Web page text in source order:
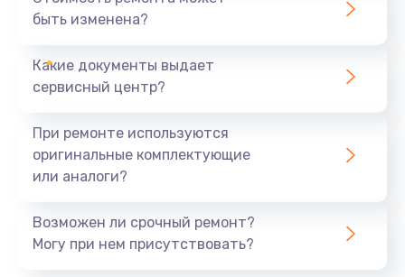
Ремонт южного моста
Замена батарейки BIOS
Заказать
быть изменена?
Какие документы выдает
сервисный центр?
При ремонте используются
оригинальные комплектующие
или аналоги?
Возможен ли срочный ремонт?
Могу при нем присутствовать?